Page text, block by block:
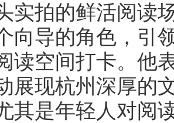
实拍的鲜活阅读
向导的角色，引
读空间打卡。他
展现杭州深厚的
其是年轻人对阅